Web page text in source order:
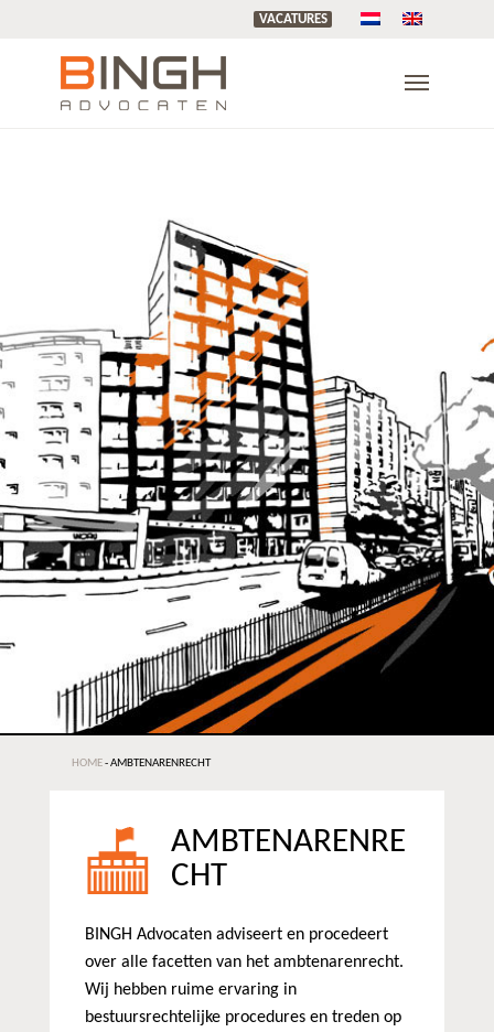
VACATURES
HOME-AMBTENARENRECHT
AMBTENARENRE
CHT
BINGH Advocaten adviseert en procedeert
over alle facetten van het ambtenarenrecht.
Wij hebben ruime ervaring in
bestuursrechtelijke procedures en treden op